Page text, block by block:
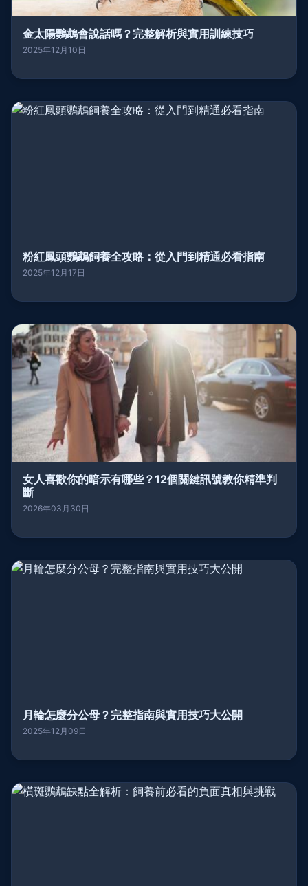
金太陽鸚鵡會說話嗎？完整解析與實用訓練技巧
2025年12月10日
粉紅鳳頭鸚鵡飼養全攻略：從入門到精通必看指南
2025年12月17日
女人喜歡你的暗示有哪些？12個關鍵訊號教你精準判
斷
2026年03月30日
月輪怎麼分公母？完整指南與實用技巧大公開
2025年12月09日